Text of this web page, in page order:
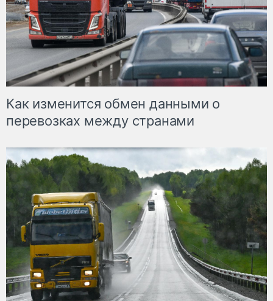
Как изменится обмен данными о
перевозках между странами